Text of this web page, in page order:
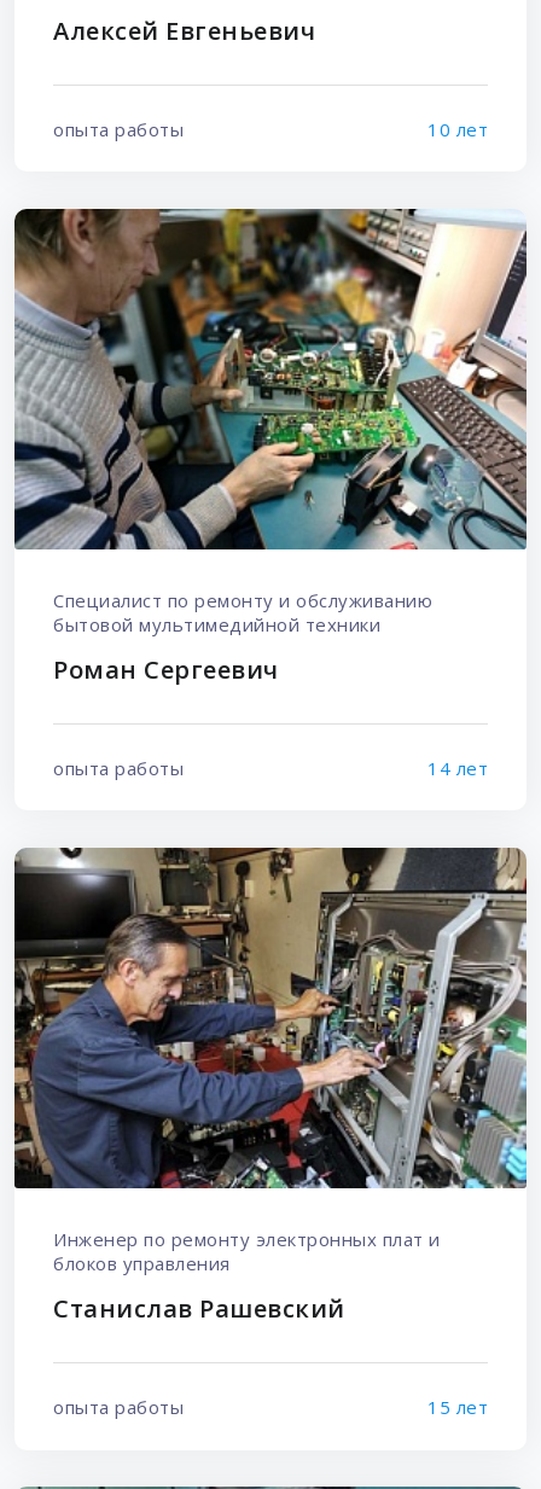
Алексей Евгеньевич
опыта работы 10 лет
Специалист по ремонту и обслуживанию
бытовой мультимедийной техники
Роман Сергеевич
опыта работы 14 лет
Инженер по ремонту электронных плат и
блоков управления
Станислав Рашевский
опыта работы 15 лет